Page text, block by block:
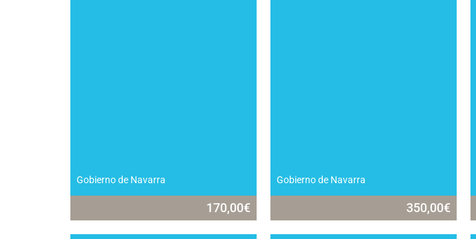
Gobierno de Navarra
170,00€
Gobierno de Navarra
350,00€